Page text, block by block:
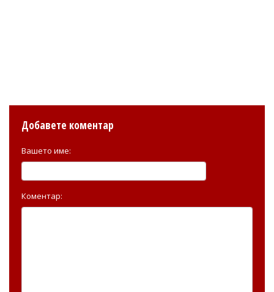
Добавете коментар
Вашето име:
Коментар: